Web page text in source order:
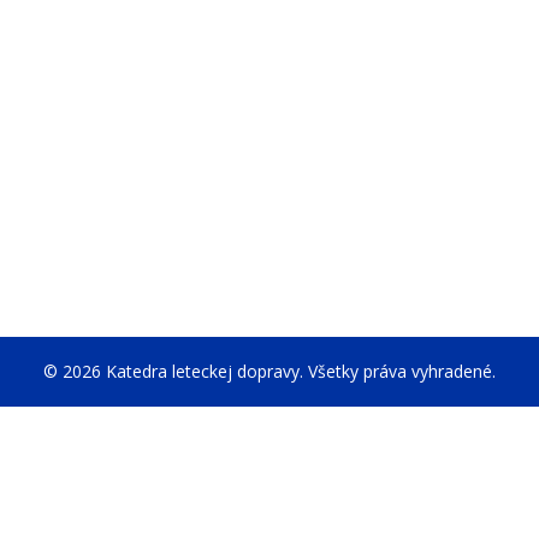
© 2026 Katedra leteckej dopravy. Všetky práva vyhradené.